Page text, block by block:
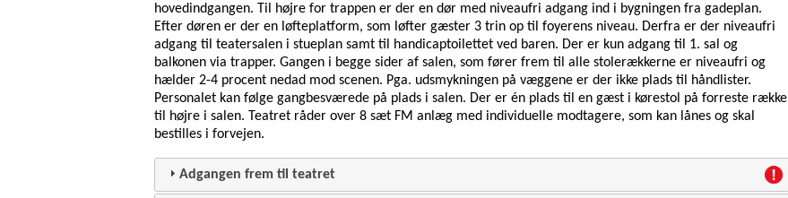
hovedindgangen. Til højre for trappen er der en dør med niveaufri adgang ind i bygningen fra gadeplan.
Efter døren er der en løfteplatform, som løfter gæster 3 trin op til foyerens niveau. Derfra er der niveaufri
adgang til teatersalen i stueplan samt til handicaptoilettet ved baren. Der er kun adgang til 1. sal og
balkonen via trapper. Gangen i begge sider af salen, som fører frem til alle stolerækkerne er niveaufri og
hælder 2-4 procent nedad mod scenen. Pga. udsmykningen på væggene er der ikke plads til håndlister.
Personalet kan følge gangbesværede på plads i salen. Der er én plads til en gæst i kørestol på forreste række
til højre i salen. Teatret råder over 8 sæt FM anlæg med individuelle modtagere, som kan lånes og skal
bestilles i forvejen.
Adgangen frem til teatret